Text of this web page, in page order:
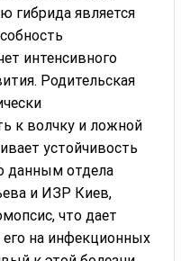
гибрида является
интенсивного
Родительская
к волчку и ложной
устойчивость
данным отдела
и ИЗР Киев,
что дает
на инфекционных